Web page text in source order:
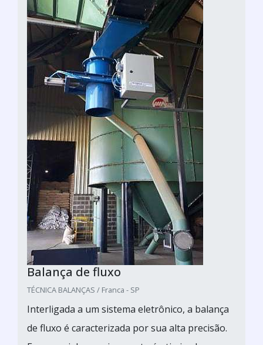
Balança de fluxo
TÉCNICA BALANÇAS / Franca - SP
Interligada a um sistema eletrônico, a balança
de fluxo é caracterizada por sua alta precisão.